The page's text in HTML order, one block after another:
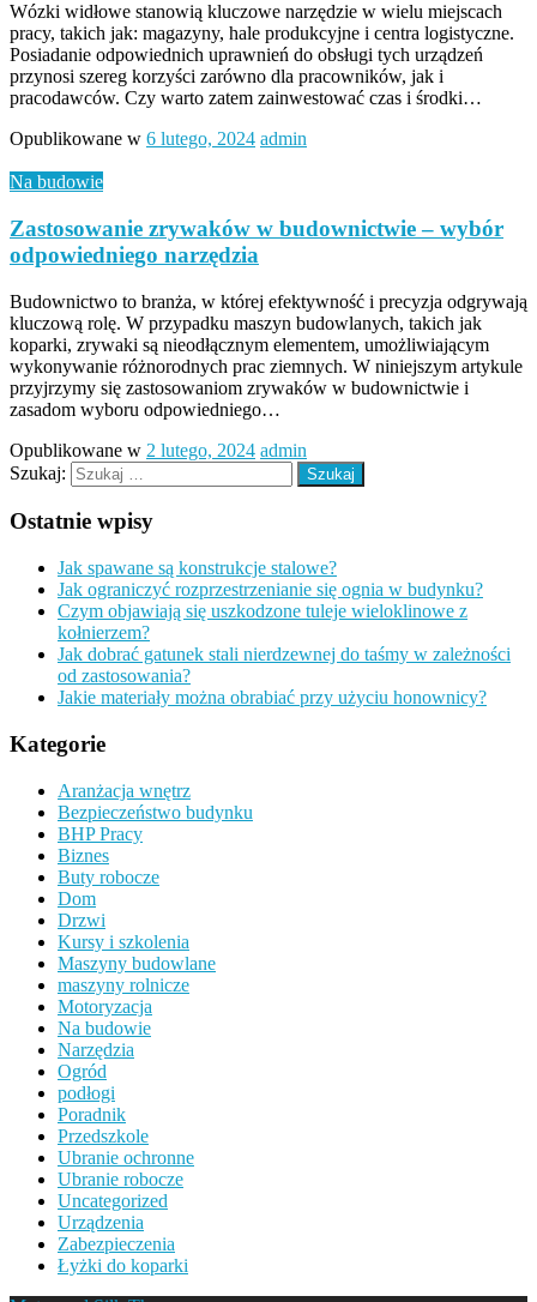
Wózki widłowe stanowią kluczowe narzędzie w wielu miejscach
pracy, takich jak: magazyny, hale produkcyjne i centra logistyczne.
Posiadanie odpowiednich uprawnień do obsługi tych urządzeń
przynosi szereg korzyści zarówno dla pracowników, jak i
pracodawców. Czy warto zatem zainwestować czas i środki…
Opublikowane w 6 lutego, 2024 admin
Na budowie
Zastosowanie zrywaków w budownictwie – wybór
odpowiedniego narzędzia
Budownictwo to branża, w której efektywność i precyzja odgrywają
kluczową rolę. W przypadku maszyn budowlanych, takich jak
koparki, zrywaki są nieodłącznym elementem, umożliwiającym
wykonywanie różnorodnych prac ziemnych. W niniejszym artykule
przyjrzymy się zastosowaniom zrywaków w budownictwie i
zasadom wyboru odpowiedniego…
Opublikowane w 2 lutego, 2024 admin
Szukaj:
Ostatnie wpisy
Jak spawane są konstrukcje stalowe?
Jak ograniczyć rozprzestrzenianie się ognia w budynku?
Czym objawiają się uszkodzone tuleje wieloklinowe z
kołnierzem?
Jak dobrać gatunek stali nierdzewnej do taśmy w zależności
od zastosowania?
Jakie materiały można obrabiać przy użyciu honownicy?
Kategorie
Aranżacja wnętrz
Bezpieczeństwo budynku
BHP Pracy
Biznes
Buty robocze
Dom
Drzwi
Kursy i szkolenia
Maszyny budowlane
maszyny rolnicze
Motoryzacja
Na budowie
Narzędzia
Ogród
podłogi
Poradnik
Przedszkole
Ubranie ochronne
Ubranie robocze
Uncategorized
Urządzenia
Zabezpieczenia
Łyżki do koparki